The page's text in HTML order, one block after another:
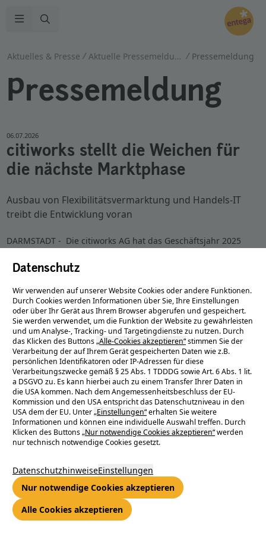
Datenschutz
Wir verwenden auf unserer Website Cookies oder andere Funktionen.
Durch Cookies werden Informationen über Sie, Ihre Einstellungen
oder über Ihr Gerät aus Ihrem Browser abgerufen und gespeichert.
Sie werden verwendet, um die Funktion der Website zu gewährleisten
und um Analyse-, Tracking- und Targetingdienste zu nutzen. Durch
das Klicken des Buttons„Alle-Cookies akzeptieren“stimmen Sie der
Verarbeitung der auf Ihrem Gerät gespeicherten Daten wie z.B.
persönlichen Identifikatoren oder IP-Adressen für diese
Verarbeitungszwecke gemäß § 25 Abs. 1 TDDDG sowie Art. 6 Abs. 1 lit.
a DSGVO zu. Es kann hierbei auch zu einem Transfer Ihrer Daten in
die USA kommen. Nach dem Angemessenheitsbeschluss der EU-
Kommission und den USA entspricht das Datenschutzniveau in den
USA dem der EU. Unter„Einstellungen“erhalten Sie weitere
Informationen und können eine individuelle Auswahl treffen. Durch
Klicken des Buttons„Nur notwendige Cookies akzeptieren“werden
nur technisch notwendige Cookies gesetzt.
DatenschutzhinweiseEinstellungen
Nur notwendige Cookies akzeptieren
Alle Cookies akzeptieren
Aktuelles & Presse Aktuelle Pressemeldungen Pressemeldung
Pressemeldung
06.07.2026
citiworks stellt die Weichen für
die nächste Marktphase
Ausbau von Flexibilitätsvermarktung und Handels-IT
treibt die Entwicklung voran
DARMSTADT - Die citiworks AG hat das Geschäftsjahr 2025
hochautomatisierte Prozesse im Energiehandel sowie für die
energiewirtschaftlichen Flexibilitäten setzte in einem
dynamischen Marktumfeld seinen strategischen Kurs
konsequent fort und baute zentrale Fähigkeiten für den
Energiemarkt der Zukunft weiter aus.
Die Umsatzerlöse im Geschäftsjahr 2025 verringerten sich
infolge des gesunkenen Preisniveaus an den Energiemärkten
auf 1.620 Millionen Euro (Vorjahr: 1.872 Millionen Euro). Das
Ergebnis nach Steuern konnte von 1,9 auf 2,1 Millionen Euro
gesteigert werden.
Auch das Geschäft mit Power Purchase Agreements (PPA)
entwickelte sich 2025 erfolgreich weiter. Gemeinsam mit der
zusätzliche PPA-Verträge für Windkraft-, Solar- und
Wasserkraftanlagen mit einem Volumen von rund 0,9 TWh ab.
Nach dem außergewöhnlich starken Vorjahr bewegte sich das
Geschäft damit weiterhin auf einem hohen Niveau und